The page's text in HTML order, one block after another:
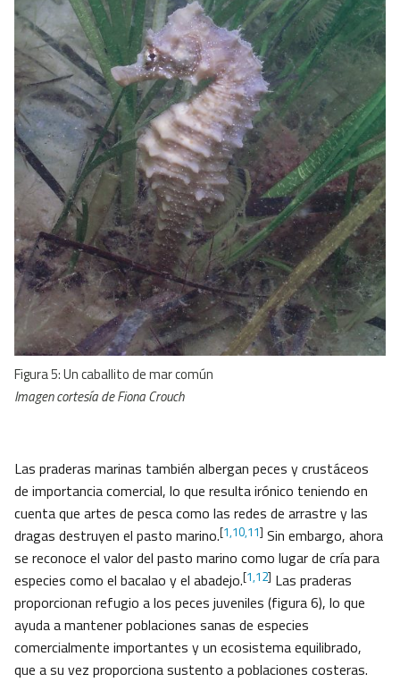
Figura 5: Un caballito de mar común
Imagen cortesía de Fiona Crouch
Las praderas marinas también albergan peces y crustáceos
de importancia comercial, lo que resulta irónico teniendo en
cuenta que artes de pesca como las redes de arrastre y las
dragas destruyen el pasto marino.[1,10,11] Sin embargo, ahora
se reconoce el valor del pasto marino como lugar de cría para
especies como el bacalao y el abadejo.[1,12] Las praderas
proporcionan refugio a los peces juveniles (figura 6), lo que
ayuda a mantener poblaciones sanas de especies
comercialmente importantes y un ecosistema equilibrado,
que a su vez proporciona sustento a poblaciones costeras.